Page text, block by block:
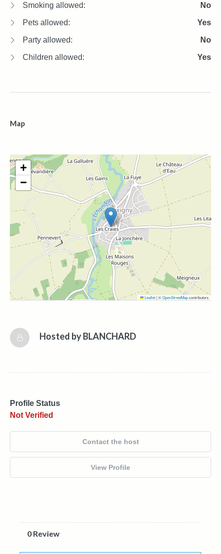
Smoking allowed: No
Pets allowed: Yes
Party allowed: No
Children allowed: Yes
Map
+
−
Leaflet|©OpenStreetMapcontributors
Hosted byBLANCHARD
Profile Status
Not Verified
Contact the host
View Profile
0 Review